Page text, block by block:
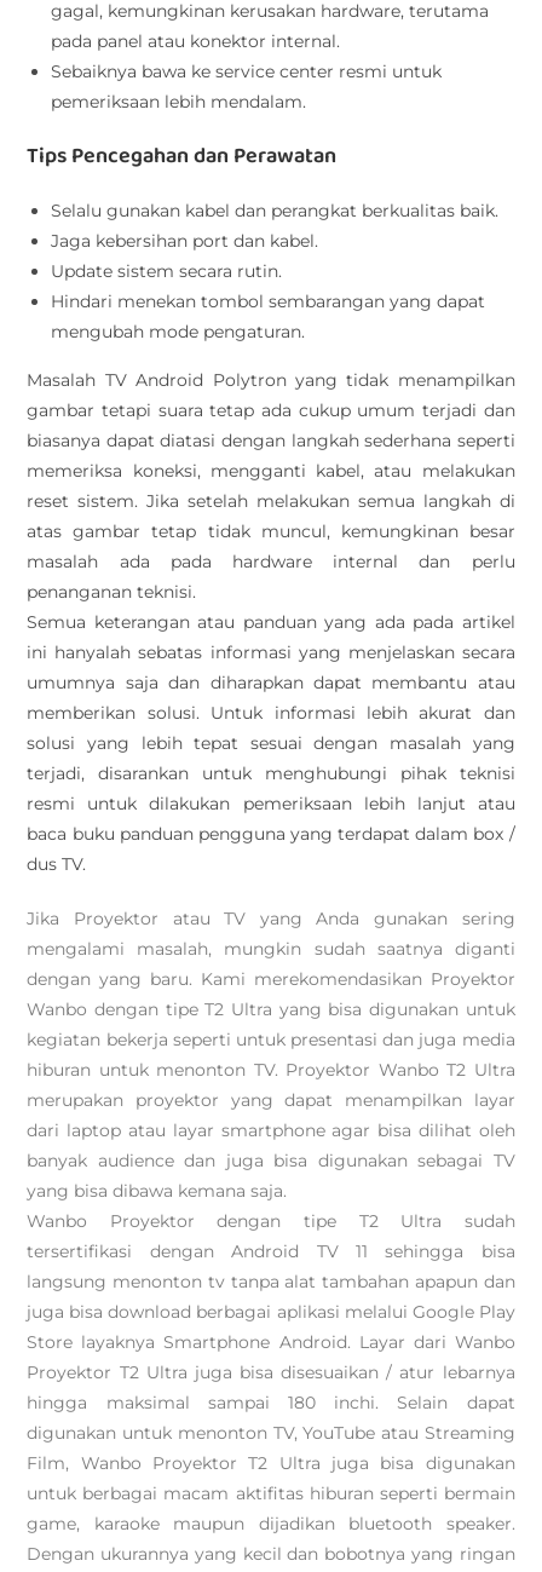
gagal, kemungkinan kerusakan hardware, terutama
pada panel atau konektor internal.
Sebaiknya bawa ke service center resmi untuk
pemeriksaan lebih mendalam.
Tips Pencegahan dan Perawatan
Selalu gunakan kabel dan perangkat berkualitas baik.
Jaga kebersihan port dan kabel.
Update sistem secara rutin.
Hindari menekan tombol sembarangan yang dapat
mengubah mode pengaturan.
Masalah TV Android Polytron yang tidak menampilkan
gambar tetapi suara tetap ada cukup umum terjadi dan
biasanya dapat diatasi dengan langkah sederhana seperti
memeriksa koneksi, mengganti kabel, atau melakukan
reset sistem. Jika setelah melakukan semua langkah di
atas gambar tetap tidak muncul, kemungkinan besar
masalah ada pada hardware internal dan perlu
penanganan teknisi.
Semua keterangan atau panduan yang ada pada artikel
ini hanyalah sebatas informasi yang menjelaskan secara
umumnya saja dan diharapkan dapat membantu atau
memberikan solusi. Untuk informasi lebih akurat dan
solusi yang lebih tepat sesuai dengan masalah yang
terjadi, disarankan untuk menghubungi pihak teknisi
resmi untuk dilakukan pemeriksaan lebih lanjut atau
baca buku panduan pengguna yang terdapat dalam box /
dus TV.
Jika Proyektor atau TV yang Anda gunakan sering
mengalami masalah, mungkin sudah saatnya diganti
dengan yang baru. Kami merekomendasikan Proyektor
Wanbo dengan tipe T2 Ultra yang bisa digunakan untuk
kegiatan bekerja seperti untuk presentasi dan juga media
hiburan untuk menonton TV. Proyektor Wanbo T2 Ultra
merupakan proyektor yang dapat menampilkan layar
dari laptop atau layar smartphone agar bisa dilihat oleh
banyak audience dan juga bisa digunakan sebagai TV
yang bisa dibawa kemana saja.
Wanbo Proyektor dengan tipe T2 Ultra sudah
tersertifikasi dengan Android TV 11 sehingga bisa
langsung menonton tv tanpa alat tambahan apapun dan
juga bisa download berbagai aplikasi melalui Google Play
Store layaknya Smartphone Android. Layar dari Wanbo
Proyektor T2 Ultra juga bisa disesuaikan / atur lebarnya
hingga maksimal sampai 180 inchi. Selain dapat
digunakan untuk menonton TV, YouTube atau Streaming
Film, Wanbo Proyektor T2 Ultra juga bisa digunakan
untuk berbagai macam aktifitas hiburan seperti bermain
game, karaoke maupun dijadikan bluetooth speaker.
Dengan ukurannya yang kecil dan bobotnya yang ringan